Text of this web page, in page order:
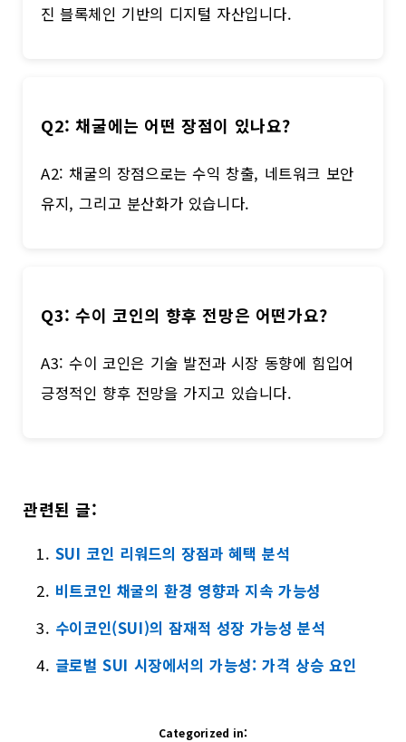
진 블록체인 기반의 디지털 자산입니다.
Q2: 채굴에는 어떤 장점이 있나요?
A2: 채굴의 장점으로는 수익 창출, 네트워크 보안
유지, 그리고 분산화가 있습니다.
Q3: 수이 코인의 향후 전망은 어떤가요?
A3: 수이 코인은 기술 발전과 시장 동향에 힘입어
긍정적인 향후 전망을 가지고 있습니다.
관련된 글:
SUI 코인 리워드의 장점과 혜택 분석
비트코인 채굴의 환경 영향과 지속 가능성
수이코인(SUI)의 잠재적 성장 가능성 분석
글로벌 SUI 시장에서의 가능성: 가격 상승 요인
Categorized in: